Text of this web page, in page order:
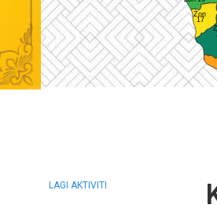
LAGI AKTIVITI